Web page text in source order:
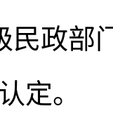
民政部
定。